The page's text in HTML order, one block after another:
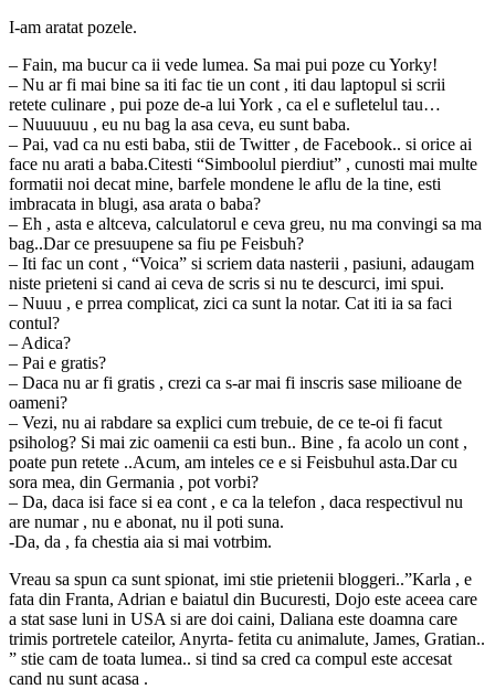
I-am aratat pozele.
– Fain, ma bucur ca ii vede lumea. Sa mai pui poze cu Yorky!
– Nu ar fi mai bine sa iti fac tie un cont , iti dau laptopul si scrii
retete culinare , pui poze de-a lui York , ca el e sufletelul tau…
– Nuuuuuu , eu nu bag la asa ceva, eu sunt baba.
– Pai, vad ca nu esti baba, stii de Twitter , de Facebook.. si orice ai
face nu arati a baba.Citesti “Simboolul pierdiut” , cunosti mai multe
formatii noi decat mine, barfele mondene le aflu de la tine, esti
imbracata in blugi, asa arata o baba?
– Eh , asta e altceva, calculatorul e ceva greu, nu ma convingi sa ma
bag..Dar ce presuupene sa fiu pe Feisbuh?
– Iti fac un cont , “Voica” si scriem data nasterii , pasiuni, adaugam
niste prieteni si cand ai ceva de scris si nu te descurci, imi spui.
– Nuuu , e prrea complicat, zici ca sunt la notar. Cat iti ia sa faci
contul?
– Adica?
– Pai e gratis?
– Daca nu ar fi gratis , crezi ca s-ar mai fi inscris sase milioane de
oameni?
– Vezi, nu ai rabdare sa explici cum trebuie, de ce te-oi fi facut
psiholog? Si mai zic oamenii ca esti bun.. Bine , fa acolo un cont ,
poate pun retete ..Acum, am inteles ce e si Feisbuhul asta.Dar cu
sora mea, din Germania , pot vorbi?
– Da, daca isi face si ea cont , e ca la telefon , daca respectivul nu
are numar , nu e abonat, nu il poti suna.
-Da, da , fa chestia aia si mai votrbim.
Vreau sa spun ca sunt spionat, imi stie prietenii bloggeri..”Karla , e
fata din Franta, Adrian e baiatul din Bucuresti, Dojo este aceea care
a stat sase luni in USA si are doi caini, Daliana este doamna care
trimis portretele cateilor, Anyrta- fetita cu animalute, James, Gratian..
” stie cam de toata lumea.. si tind sa cred ca compul este accesat
cand nu sunt acasa .